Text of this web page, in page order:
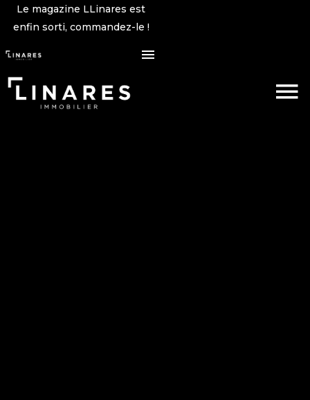
Le magazine LLinares est
enfin sorti, commandez-le !